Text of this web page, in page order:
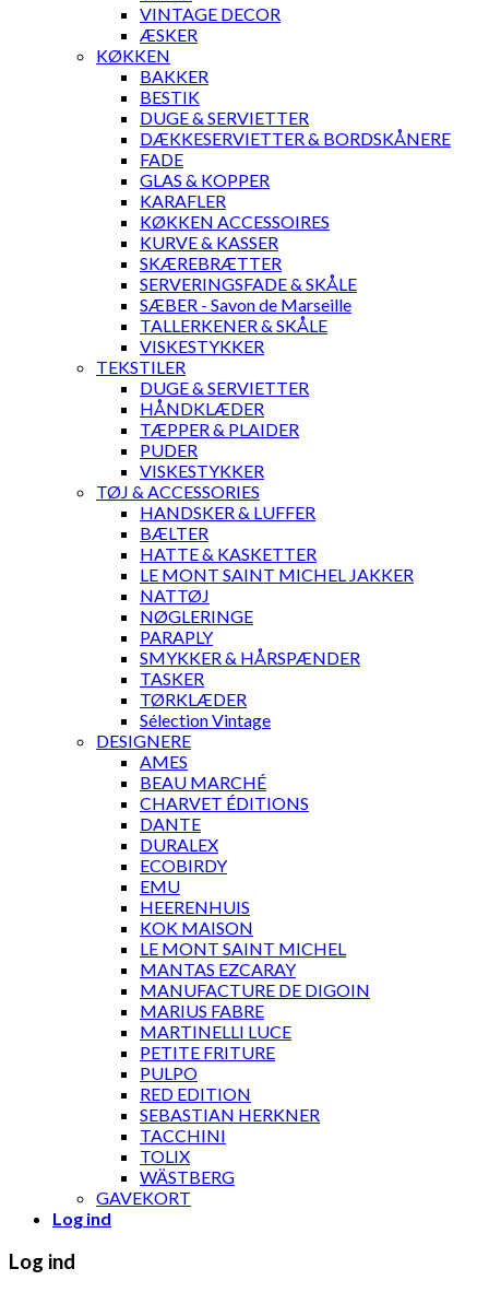
VINTAGE DECOR
ÆSKER
KØKKEN
BAKKER
BESTIK
DUGE & SERVIETTER
DÆKKESERVIETTER & BORDSKÅNERE
FADE
GLAS & KOPPER
KARAFLER
KØKKEN ACCESSOIRES
KURVE & KASSER
SKÆREBRÆTTER
SERVERINGSFADE & SKÅLE
SÆBER - Savon de Marseille
TALLERKENER & SKÅLE
VISKESTYKKER
TEKSTILER
DUGE & SERVIETTER
HÅNDKLÆDER
TÆPPER & PLAIDER
PUDER
VISKESTYKKER
TØJ & ACCESSORIES
HANDSKER & LUFFER
BÆLTER
HATTE & KASKETTER
LE MONT SAINT MICHEL JAKKER
NATTØJ
NØGLERINGE
PARAPLY
SMYKKER & HÅRSPÆNDER
TASKER
TØRKLÆDER
Sélection Vintage
DESIGNERE
AMES
BEAU MARCHÉ
CHARVET ÉDITIONS
DANTE
DURALEX
ECOBIRDY
EMU
HEERENHUIS
KOK MAISON
LE MONT SAINT MICHEL
MANTAS EZCARAY
MANUFACTURE DE DIGOIN
MARIUS FABRE
MARTINELLI LUCE
PETITE FRITURE
PULPO
RED EDITION
SEBASTIAN HERKNER
TACCHINI
TOLIX
WÄSTBERG
GAVEKORT
Log ind
Log ind